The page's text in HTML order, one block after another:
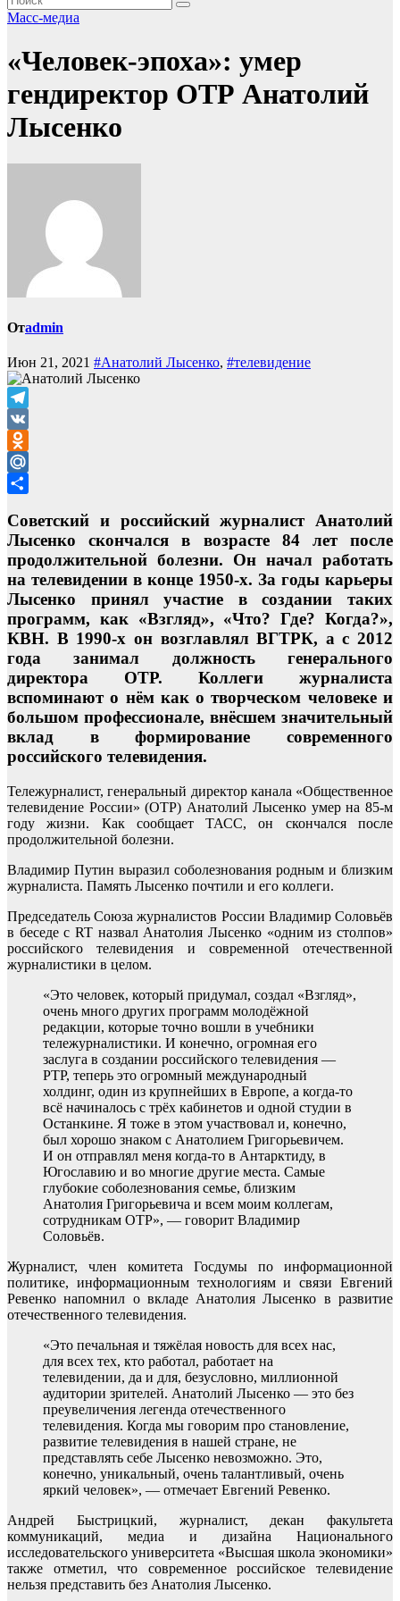
Масс-медиа
«Человек-эпоха»: умер
гендиректор ОТР Анатолий
Лысенко
Отadmin
Июн 21, 2021 #Анатолий Лысенко, #телевидение
Telegram
VK
Odnoklassniki
Mail.Ru
Советский и российский журналист Анатолий
Лысенко скончался в возрасте 84 лет после
продолжительной болезни. Он начал работать
на телевидении в конце 1950-х. За годы карьеры
Лысенко принял участие в создании таких
программ, как «Взгляд», «Что? Где? Когда?»,
КВН. В 1990-х он возглавлял ВГТРК, а с 2012
года занимал должность генерального
директора ОТР. Коллеги журналиста
вспоминают о нём как о творческом человеке и
большом профессионале, внёсшем значительный
вклад в формирование современного
российского телевидения.
Тележурналист, генеральный директор канала «Общественное
телевидение России» (ОТР) Анатолий Лысенко умер на 85-м
году жизни. Как сообщает ТАСС, он скончался после
продолжительной болезни.
Владимир Путин выразил соболезнования родным и близким
журналиста. Память Лысенко почтили и его коллеги.
Председатель Союза журналистов России Владимир Соловьёв
в беседе с RT назвал Анатолия Лысенко «одним из столпов»
российского телевидения и современной отечественной
журналистики в целом.
«Это человек, который придумал, создал «Взгляд»,
очень много других программ молодёжной
редакции, которые точно вошли в учебники
тележурналистики. И конечно, огромная его
заслуга в создании российского телевидения —
РТР, теперь это огромный международный
холдинг, один из крупнейших в Европе, а когда-то
всё начиналось с трёх кабинетов и одной студии в
Останкине. Я тоже в этом участвовал и, конечно,
был хорошо знаком с Анатолием Григорьевичем.
И он отправлял меня когда-то в Антарктиду, в
Югославию и во многие другие места. Самые
глубокие соболезнования семье, близким
Анатолия Григорьевича и всем моим коллегам,
сотрудникам ОТР», — говорит Владимир
Соловьёв.
Журналист, член комитета Госдумы по информационной
политике, информационным технологиям и связи Евгений
Ревенко напомнил о вкладе Анатолия Лысенко в развитие
отечественного телевидения.
«Это печальная и тяжёлая новость для всех нас,
для всех тех, кто работал, работает на
телевидении, да и для, безусловно, миллионной
аудитории зрителей. Анатолий Лысенко — это без
преувеличения легенда отечественного
телевидения. Когда мы говорим про становление,
развитие телевидения в нашей стране, не
представлять себе Лысенко невозможно. Это,
конечно, уникальный, очень талантливый, очень
яркий человек», — отмечает Евгений Ревенко.
Андрей Быстрицкий, журналист, декан факультета
коммуникаций, медиа и дизайна Национального
исследовательского университета «Высшая школа экономики»
также отметил, что современное российское телевидение
нельзя представить без Анатолия Лысенко.